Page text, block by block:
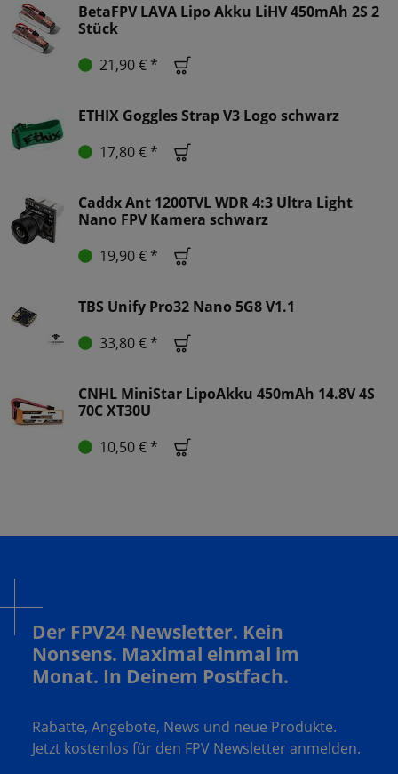
BetaFPV LAVA Lipo Akku LiHV 450mAh 2S 2
Stück
21,90 € *
ETHIX Goggles Strap V3 Logo schwarz
17,80 € *
Caddx Ant 1200TVL WDR 4:3 Ultra Light
Nano FPV Kamera schwarz
19,90 € *
TBS Unify Pro32 Nano 5G8 V1.1
33,80 € *
CNHL MiniStar LipoAkku 450mAh 14.8V 4S
70C XT30U
10,50 € *
Der FPV24 Newsletter. Kein
Nonsens. Maximal einmal im
Monat. In Deinem Postfach.
Rabatte, Angebote, News und neue Produkte.
Jetzt kostenlos für den FPV Newsletter anmelden.